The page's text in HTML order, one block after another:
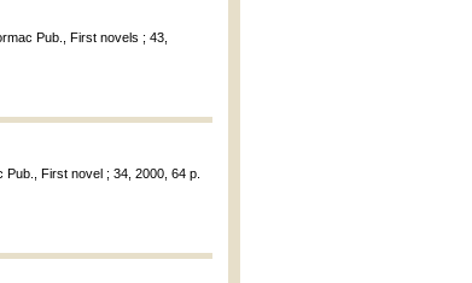
Pub., First novels ; 43,
Pub., First novel ; 34, 2000, 64 p.